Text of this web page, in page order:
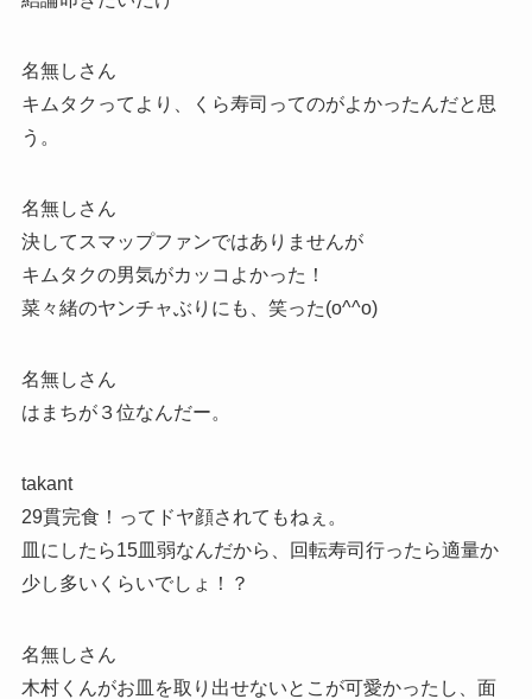
名無しさん
キムタクってより、くら寿司ってのがよかったんだと思
う。
名無しさん
決してスマップファンではありませんが
キムタクの男気がカッコよかった！
菜々緒のヤンチャぶりにも、笑った(o^^o)
名無しさん
はまちが３位なんだー。
takant
29貫完食！ってドヤ顔されてもねぇ。
皿にしたら15皿弱なんだから、回転寿司行ったら適量か
少し多いくらいでしょ！？
名無しさん
木村くんがお皿を取り出せないとこが可愛かったし、面